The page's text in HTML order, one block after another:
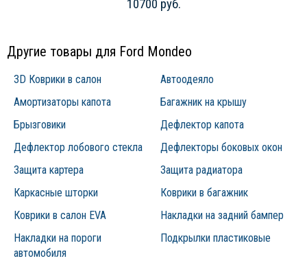
10700 руб.
Другие товары для Ford Mondeo
3D Коврики в салон
Автоодеяло
Амортизаторы капота
Багажник на крышу
Брызговики
Дефлектор капота
Дефлектор лобового стекла
Дефлекторы боковых окон
Защита картера
Защита радиатора
Каркасные шторки
Коврики в багажник
Коврики в салон EVA
Накладки на задний бампер
Накладки на пороги
автомобиля
Подкрылки пластиковые